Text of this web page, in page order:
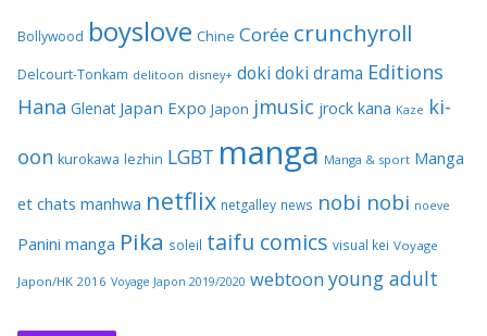
Bollywood boyslove Chine Corée crunchyroll
Delcourt-Tonkam delitoon disney+ doki doki drama Editions
Hana Glenat Japan Expo Japon jmusic jrock kana Kaze ki-
oon kurokawa lezhin LGBT manga Manga & sport Manga
et chats manhwa netflix netgalley news nobi nobi noeve
Panini manga Pika soleil taifu comics visual kei Voyage
Japon/HK 2016 Voyage Japon 2019/2020 webtoon young adult